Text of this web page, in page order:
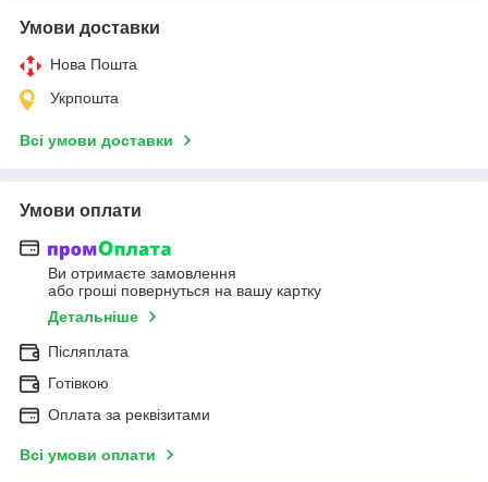
Умови доставки
Нова Пошта
Укрпошта
Всі умови доставки
Умови оплати
Ви отримаєте замовлення
або гроші повернуться на вашу картку
Детальніше
Післяплата
Готівкою
Оплата за реквізитами
Всі умови оплати